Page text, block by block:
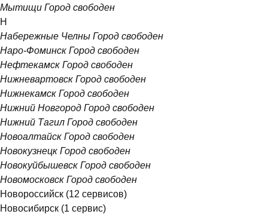
Мытищи Город свободен
Н
Набережные Челны Город свободен
Наро-Фоминск Город свободен
Нефтекамск Город свободен
Нижневартовск Город свободен
Нижнекамск Город свободен
Нижний Новгород Город свободен
Нижний Тагил Город свободен
Новоалтайск Город свободен
Новокузнецк Город свободен
Новокуйбышевск Город свободен
Новомосковск Город свободен
Новороссийск (12 сервисов)
Новосибирск (1 сервис)